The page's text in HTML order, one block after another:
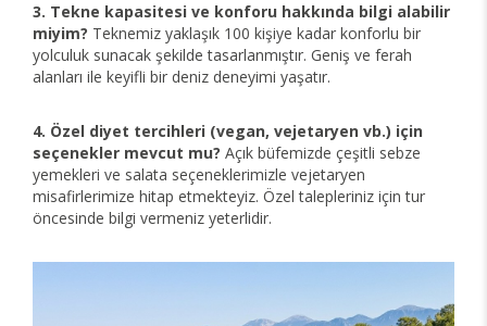
3. Tekne kapasitesi ve konforu hakkında bilgi alabilir
miyim? Teknemiz yaklaşık 100 kişiye kadar konforlu bir
yolculuk sunacak şekilde tasarlanmıştır. Geniş ve ferah
alanları ile keyifli bir deniz deneyimi yaşatır.
4. Özel diyet tercihleri (vegan, vejetaryen vb.) için
seçenekler mevcut mu? Açık büfemizde çeşitli sebze
yemekleri ve salata seçeneklerimizle vejetaryen
misafirlerimize hitap etmekteyiz. Özel talepleriniz için tur
öncesinde bilgi vermeniz yeterlidir.